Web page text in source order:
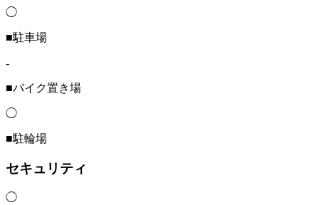
◯
■駐車場
-
■バイク置き場
◯
■駐輪場
セキュリティ
◯